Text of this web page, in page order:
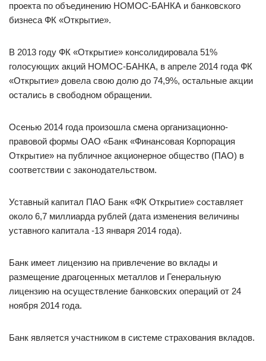
проекта по объединению НОМОС-БАНКА и банковского
бизнеса ФК «Открытие».
В 2013 году ФК «Открытие» консолидировала 51%
голосующих акций НОМОС-БАНКА, в апреле 2014 года ФК
«Открытие» довела свою долю до 74,9%, остальные акции
остались в свободном обращении.
Осенью 2014 года произошла смена организационно-
правовой формы ОАО «Банк «Финансовая Корпорация
Открытие» на публичное акционерное общество (ПАО) в
соответствии с законодательством.
Уставный капитал ПАО Банк «ФК Открытие» составляет
около 6,7 миллиарда рублей (дата изменения величины
уставного капитала -13 января 2014 года).
Банк имеет лицензию на привлечение во вклады и
размещение драгоценных металлов и Генеральную
лицензию на осуществление банковских операций от 24
ноября 2014 года.
Банк является участником в системе страхования вкладов.